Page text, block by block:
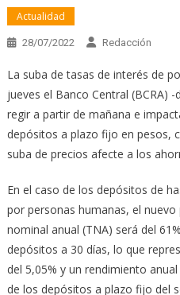
Actualidad
28/07/2022 Redacción
La suba de tasas de interés de
jueves el Banco Central (BCRA)
regir a partir de mañana e
depósitos a plazo fijo en pesos,
suba de precios afecte a los
En el caso de los depósitos de
por personas humanas, el
nominal anual (TNA) será del
depósitos a 30 días, lo que
del 5,05% y un rendimiento
de los depósitos a plazo fijo del